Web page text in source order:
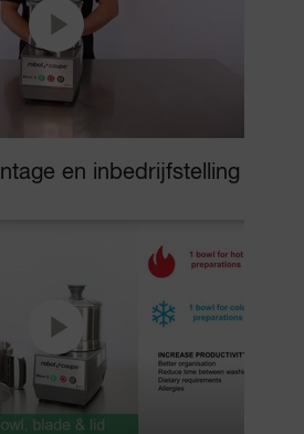
en inbedrijfstelling